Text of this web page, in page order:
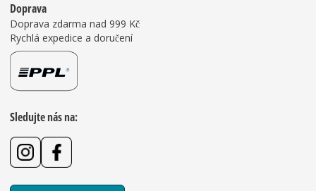
Doprava
Doprava zdarma nad 999 Kč
Rychlá expedice a doručení
Sledujte nás na: